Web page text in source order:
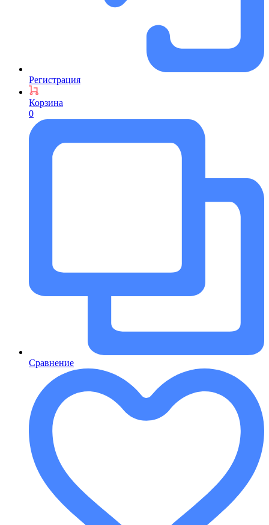
Регистрация
Корзина
0
Сравнение